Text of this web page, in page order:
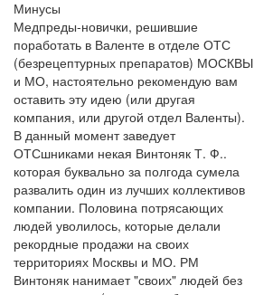
Минусы
Медпреды-новички, решившие
поработать в Валенте в отделе ОТС
(безрецептурных препаратов) МОСКВЫ
и МО, настоятельно рекомендую вам
оставить эту идею (или другая
компания, или другой отдел Валенты).
В данный момент заведует
ОТСшниками некая Винтоняк Т. Ф..
которая буквально за полгода сумела
развалить один из лучших коллективов
компании. Половина потрясающих
людей уволилось, которые делали
рекордные продажи на своих
территориях Москвы и МО. РМ
Винтоняк нанимает "своих" людей без